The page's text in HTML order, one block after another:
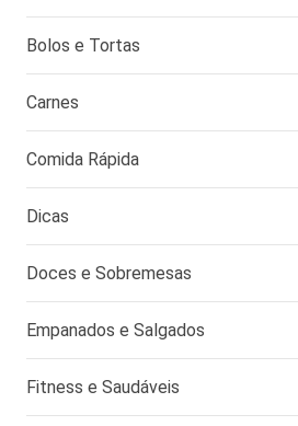
Bolos e Tortas
Carnes
Comida Rápida
Dicas
Doces e Sobremesas
Empanados e Salgados
Fitness e Saudáveis